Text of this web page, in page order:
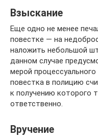
Взыскание
Еще одно не менее
повестке — на
наложить небольшой
данном случае
мерой
повестка в полицию
к получению которого
ответственно.
Вручение